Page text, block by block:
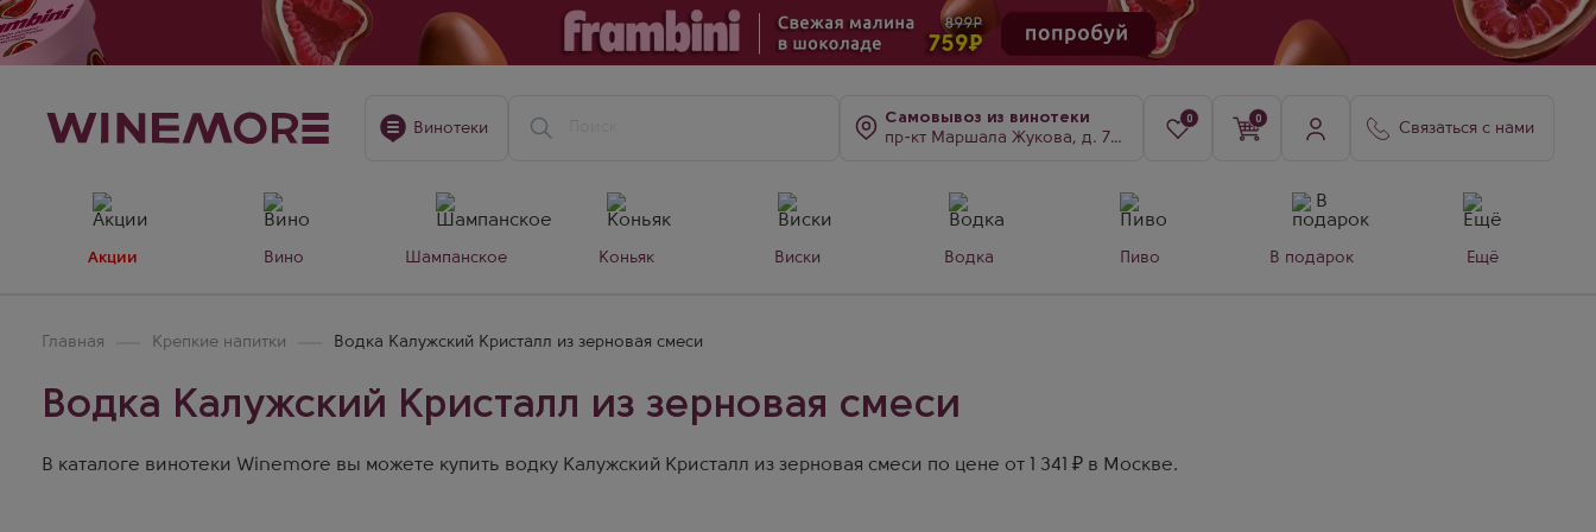
Винотеки
Самовывоз из винотеки
пр-кт Маршала Жукова, д. 78, к. 3
0 0
Связаться с нами
Акции Вино Шампанское Коньяк Виски Водка Пиво В подарок Ещё
Главная Крепкие напитки Водка Калужский Кристалл из зерновая смеси
Водка Калужский Кристалл из зерновая смеси
В каталоге винотеки Winemore вы можете купить водку Калужский Кристалл из зерновая смеси по цене от 1 341 ₽ в Москве.